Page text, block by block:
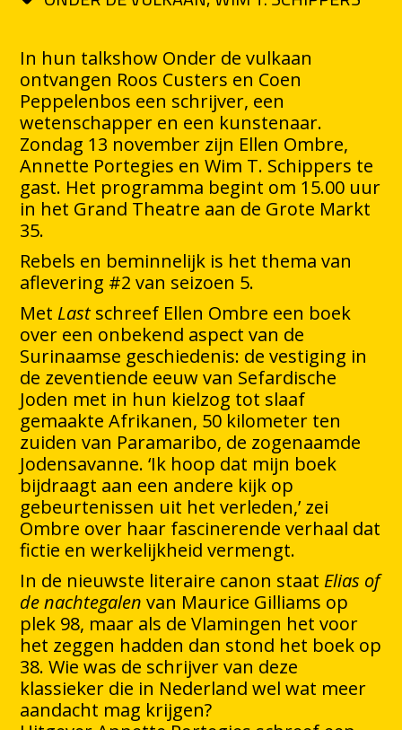
In hun talkshow Onder de vulkaan
ontvangen Roos Custers en Coen
Peppelenbos een schrijver, een
wetenschapper en een kunstenaar.
Zondag 13 november zijn Ellen Ombre,
Annette Portegies en Wim T. Schippers te
gast. Het programma begint om 15.00 uur
in het Grand Theatre aan de Grote Markt
35.
Rebels en beminnelijk is het thema van
aflevering #2 van seizoen 5.
Met Lastschreef Ellen Ombre een boek
over een onbekend aspect van de
Surinaamse geschiedenis: de vestiging in
de zeventiende eeuw van Sefardische
Joden met in hun kielzog tot slaaf
gemaakte Afrikanen, 50 kilometer ten
zuiden van Paramaribo, de zogenaamde
Jodensavanne. ‘Ik hoop dat mijn boek
bijdraagt aan een andere kijk op
gebeurtenissen uit het verleden,’ zei
Ombre over haar fascinerende verhaal dat
fictie en werkelijkheid vermengt.
In de nieuwste literaire canon staat Elias of
de nachtegalen van Maurice Gilliams op
plek 98, maar als de Vlamingen het voor
het zeggen hadden dan stond het boek op
38. Wie was de schrijver van deze
klassieker die in Nederland wel wat meer
aandacht mag krijgen?